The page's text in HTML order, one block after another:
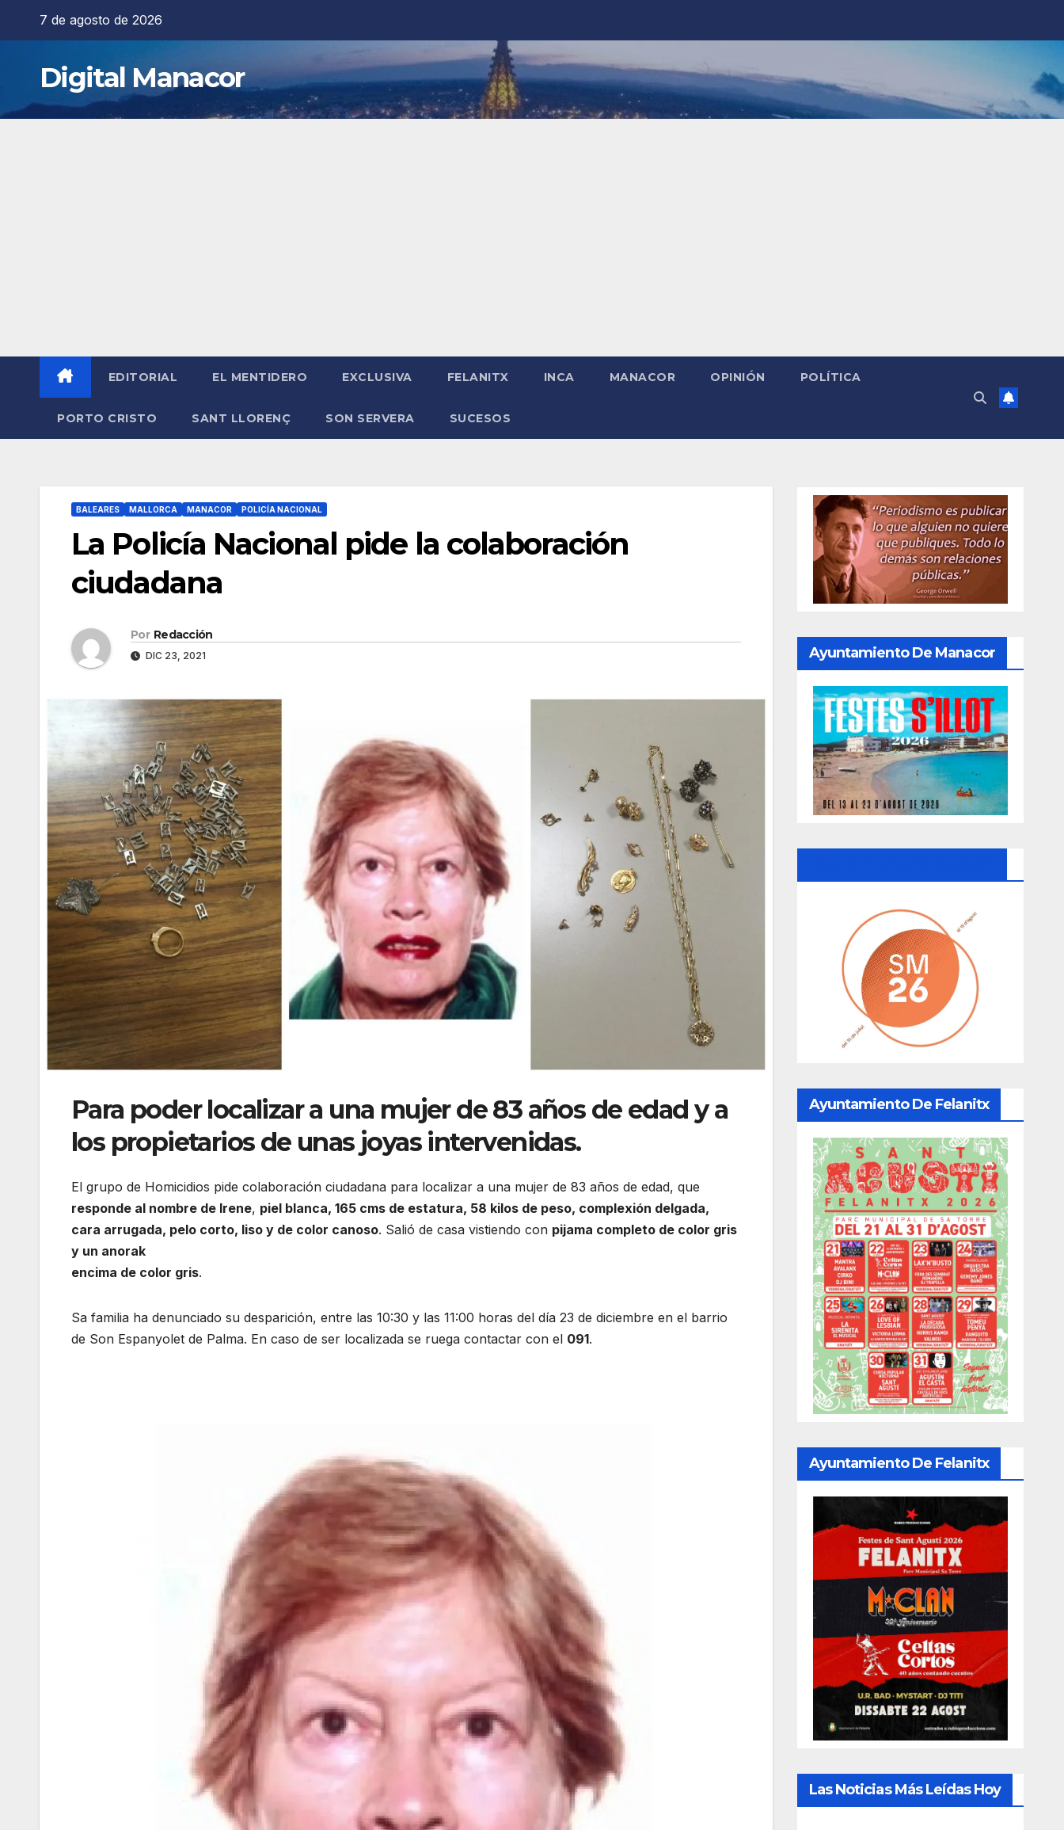
7 de agosto de 2026
Digital Manacor
EDITORIAL EL MENTIDERO EXCLUSIVA FELANITX INCA MANACOR OPINIÓN POLÍTICA
PORTO CRISTO SANT LLORENÇ SON SERVERA SUCESOS
BALEARES MALLORCA MANACOR POLICÍA NACIONAL
La Policía Nacional pide la colaboración
ciudadana
Por Redacción
DIC 23, 2021
Para poder localizar a una mujer de 83 años de edad y a
los propietarios de unas joyas intervenidas.
El grupo de Homicidios pide colaboración ciudadana para localizar a una mujer de 83 años de edad, que
responde al nombre de Irene, piel blanca, 165 cms de estatura, 58 kilos de peso, complexión delgada,
cara arrugada, pelo corto, liso y de color canoso. Salió de casa vistiendo con pijama completo de color gris
y un anorak
encima de color gris.
Sa familia ha denunciado su desparición, entre las 10:30 y las 11:00 horas del día 23 de diciembre en el barrio
de Son Espanyolet de Palma. En caso de ser localizada se ruega contactar con el 091.
Ayuntamiento De Manacor
Ayuntamiento De Felanitx
Ayuntamiento De Felanitx
Las Noticias Más Leídas Hoy